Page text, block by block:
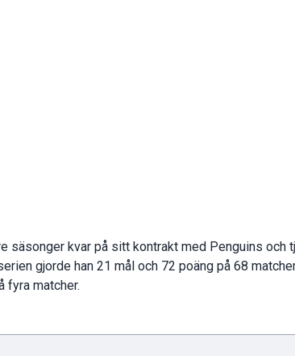
säsonger kvar på sitt kontrakt med Penguins och
gjorde han 21 mål och 72 poäng på 68
fyra matcher.